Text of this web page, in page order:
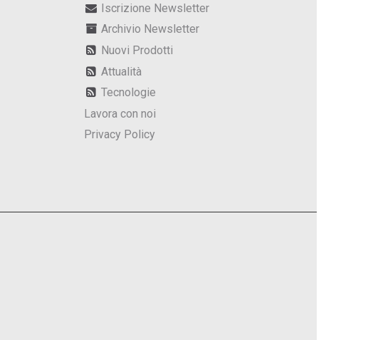
Iscrizione Newsletter
Archivio Newsletter
Nuovi Prodotti
Attualità
Tecnologie
Lavora con noi
Privacy Policy